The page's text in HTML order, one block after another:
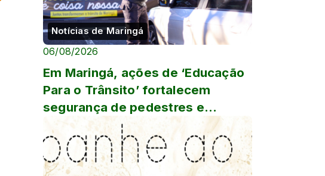
Notícias de Maringá
06/08/2026
Em Maringá, ações de ‘Educação
Para o Trânsito’ fortalecem
segurança de pedestres e
condutores